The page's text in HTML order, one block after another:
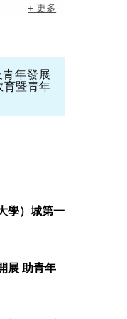
+ 更多
年發展
育暨青年
學）城第一
展 助青年